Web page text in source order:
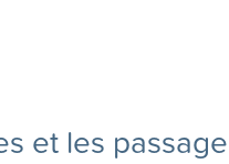
et les